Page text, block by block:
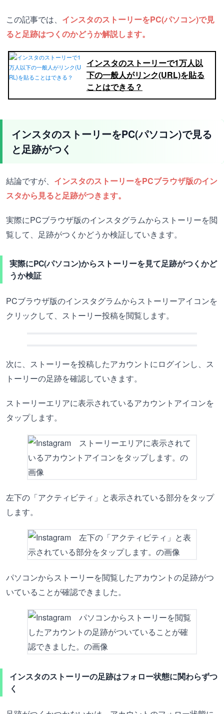
この記事では、 インスタのストーリーをPC(パソコン)で見
ると足跡はつくのかどうか解説します。
インスタのストーリーで1万人以
下の一般人がリンク(URL)を貼る
ことはできる？
インスタのストーリーをPC(パソコン)で見る
と足跡がつく
結論ですが、 インスタのストーリーをPCブラウザ版のイン
スタから見ると足跡がつきます。
実際にPCブラウザ版のインスタグラムからストーリーを閲
覧して、足跡がつくかどうか検証していきます。
実際にPC(パソコン)からストーリーを見て足跡がつくかど
うか検証
PCブラウザ版のインスタグラムからストーリーアイコンを
クリックして、ストーリー投稿を閲覧します。
次に、ストーリーを投稿したアカウントにログインし、ス
トーリーの足跡を確認していきます。
ストーリーエリアに表示されているアカウントアイコンを
タップします。
左下の「アクティビティ」と表示されている部分をタップ
します。
パソコンからストーリーを閲覧したアカウントの足跡がつ
いていることが確認できました。
インスタのストーリーの足跡はフォロー状態に関わらずつ
く